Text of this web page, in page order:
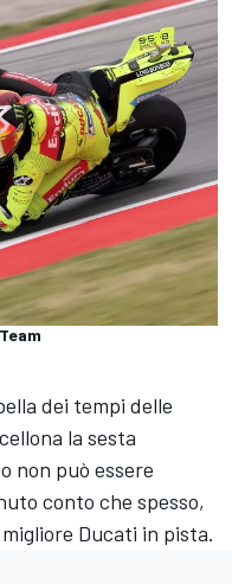
dei tempi delle
la sesta
non può essere
conto che spesso,
Ducati in pista.